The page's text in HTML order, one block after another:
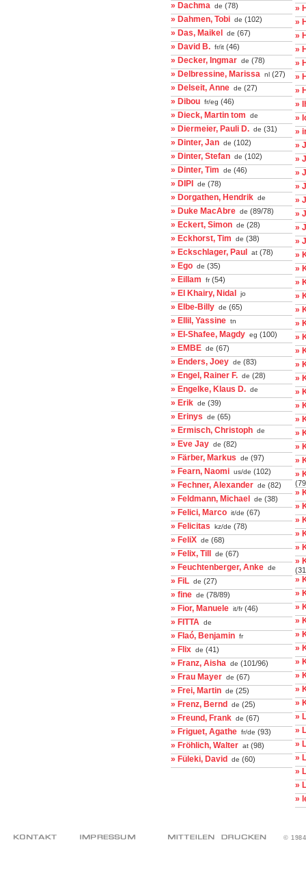
» Dachma de (78)
» Dahmen, Tobi de (102)
» Das, Maikel de (67)
» David B. fr/it (46)
» Decker, Ingmar de (78)
» Delbressine, Marissa nl (27)
» Delseit, Anne de (27)
» Dibou fr/eg (46)
» Dieck, Martin tom de
» Diermeier, Pauli D. de (31)
» Dinter, Jan de (102)
» Dinter, Stefan de (102)
» Dinter, Tim de (46)
» DIPI de (78)
» Dorgathen, Hendrik de
» Duke MacAbre de (89/78)
» Eckert, Simon de (28)
» Eckhorst, Tim de (38)
» Eckschlager, Paul at (78)
» Ego de (35)
» Eillam fr(54)
» El Khairy, Nidal jo
» Elbe-Billy de (65)
» Ellil, Yassine tn
» El-Shafee, Magdy eg (100)
» EMBE de (67)
» Enders, Joey de (83)
» Engel, Rainer F. de (28)
» Engelke, Klaus D. de
» Erik de (39)
» Erinys de (65)
» Ermisch, Christoph de
» Eve Jay de (82)
» Färber, Markus de (97)
» Fearn, Naomi us/de (102)
» Fechner, Alexander de (82)
» Feldmann, Michael de (38)
» Felici, Marco it/de (67)
» Felicitas kz/de (78)
» FeliX de (68)
» Felix, Till de (67)
» Feuchtenberger, Anke de
» FiL de (27)
» fine de (78/89)
» Fior, Manuele it/fr(46)
» FITTA de
» Flaó, Benjamin fr
» Flix de (41)
» Franz, Aisha de (101/96)
» Frau Mayer de (67)
» Frei, Martin de (25)
» Frenz, Bernd de (25)
» Freund, Frank de (67)
» Friguet, Agathe fr/de (93)
» Fröhlich, Walter at (98)
» Füleki, David de (60)
»
»
»
»
»
»
»
»
»
»
»
»
»
»
»
»
»
»
»
»
»
»
»
»
»
»
»
»
»
»
»
»
»
»
»
»
»
»
»
»
»
»
»
»
»
»
»
»
»
»
»
»
»
»
»
»
»
»
©